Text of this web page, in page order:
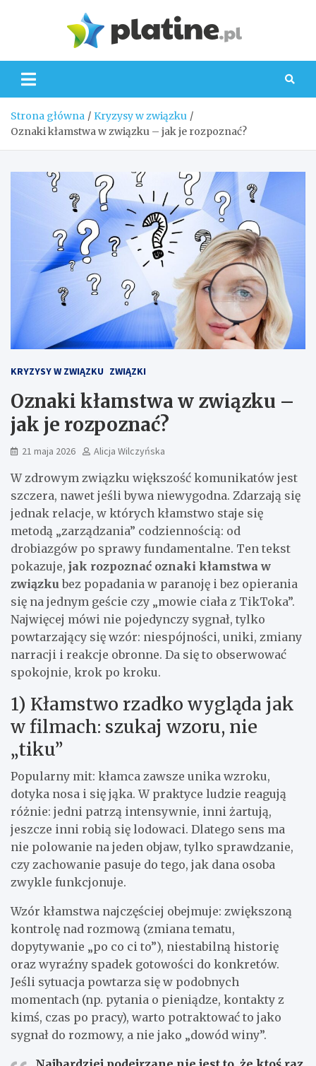
Strona główna
Kryzysy w związku
Oznaki kłamstwa w związku – jak je rozpoznać?
KRYZYSY W ZWIĄZKU ZWIĄZKI
Oznaki kłamstwa w związku –
jak je rozpoznać?
21 maja 2026 Alicja Wilczyńska
W zdrowym związku większość komunikatów jest
szczera, nawet jeśli bywa niewygodna. Zdarzają się
jednak relacje, w których kłamstwo staje się
metodą „zarządzania” codziennością: od
drobiazgów po sprawy fundamentalne. Ten tekst
pokazuje, jak rozpoznać oznaki kłamstwa w
związku bez popadania w paranoję i bez opierania
się na jednym geście czy „mowie ciała z TikToka”.
Najwięcej mówi nie pojedynczy sygnał, tylko
powtarzający się wzór: niespójności, uniki, zmiany
narracji i reakcje obronne. Da się to obserwować
spokojnie, krok po kroku.
1) Kłamstwo rzadko wygląda jak
w filmach: szukaj wzoru, nie
„tiku”
Popularny mit: kłamca zawsze unika wzroku,
dotyka nosa i się jąka. W praktyce ludzie reagują
różnie: jedni patrzą intensywnie, inni żartują,
jeszcze inni robią się lodowaci. Dlatego sens ma
nie polowanie na jeden objaw, tylko sprawdzanie,
czy zachowanie pasuje do tego, jak dana osoba
zwykle funkcjonuje.
Wzór kłamstwa najczęściej obejmuje: zwiększoną
kontrolę nad rozmową (zmiana tematu,
dopytywanie „po co ci to”), niestabilną historię
oraz wyraźny spadek gotowości do konkretów.
Jeśli sytuacja powtarza się w podobnych
momentach (np. pytania o pieniądze, kontakty z
kimś, czas po pracy), warto potraktować to jako
sygnał do rozmowy, a nie jako „dowód winy”.